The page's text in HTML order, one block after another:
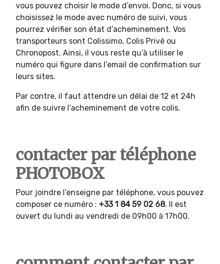
vous pouvez choisir le mode d’envoi. Donc, si vous
choisissez le mode avec numéro de suivi, vous
pourrez vérifier son état d’acheminement. Vos
transporteurs sont Colissimo, Colis Privé ou
Chronopost. Ainsi, il vous reste qu’à utiliser le
numéro qui figure dans l’email de confirmation sur
leurs sites.
Par contre, il faut attendre un délai de 12 et 24h
afin de suivre l’acheminement de votre colis.
contacter par téléphone
PHOTOBOX
Pour joindre l’enseigne par téléphone, vous pouvez
composer ce numéro : +33 1 84 59 02 68. Il est
ouvert du lundi au vendredi de 09h00 à 17h00.